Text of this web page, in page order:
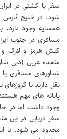
سفر با کشتی در
شود. در خلیج فارس
همسایه وجود دارد.
مسافری در جنوب
کیش هرمز و لارک و
متحده عربی (دبی
شناورهای مسافری
نقل دارند تا
پایانه های مهم
وجود داشت اما در
سفر دریایی در این
محدود می شود. با